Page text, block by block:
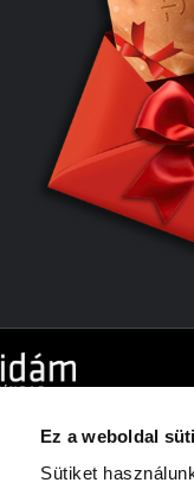
Ez a weboldal
Sütiket
Színpad